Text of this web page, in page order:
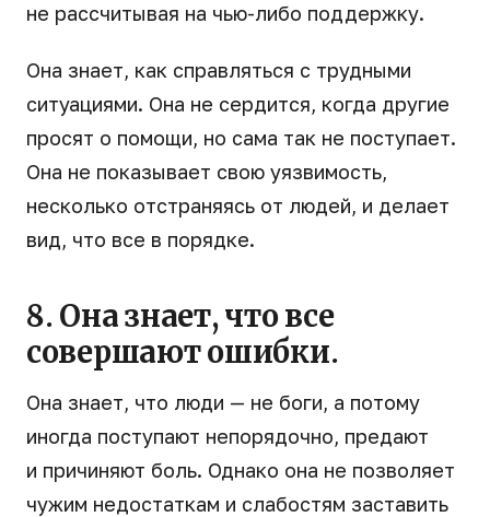
не рассчитывая на чью-либо поддержку.
Она знает, как справляться с трудными
ситуациями. Она не сердится, когда другие
просят о помощи, но сама так не поступает.
Она не показывает свою уязвимость,
несколько отстраняясь от людей, и делает
вид, что все в порядке.
8. Она знает, что все
совершают ошибки.
Она знает, что люди — не боги, а потому
иногда поступают непорядочно, предают
и причиняют боль. Однако она не позволяет
чужим недостаткам и слабостям заставить